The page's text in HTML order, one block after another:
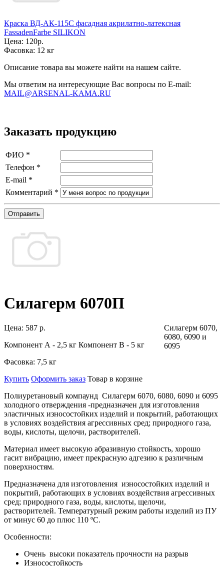
Краска ВД-АК-115С фасадная акрилатно-латексная
FassadenFarbe SILIKON
Цена: 120р.
Фасовка: 12 кг
Описание товара вы можете найти на нашем сайте.
Мы ответим на интересующие Вас вопросы по E-mail:
MAIL@ARSENAL-KAMA.RU
Заказать продукцию
ФИО *
Телефон *
E-mail *
Комментарий *
Отправить
Силагерм 6070П
Цена: 587 р.
Компонент А - 2,5 кг Компонент В - 5 кг
Фасовка: 7,5 кг
Купить Оформить заказ Товар в корзине
Силагерм 6070,
6080, 6090 и
6095
Полиуретановый компаунд Силагерм 6070, 6080, 6090 и 6095
холодного отверждения -предназначен для изготовления
эластичных износостойких изделий и покрытий, работающих
в условиях воздействия агрессивных сред; природного газа,
воды, кислоты, щелочи, растворителей.
Материал имеет высокую абразивную стойкость, хорошо
гасит вибрацию, имеет прекрасную адгезию к различным
поверхностям.
Предназначена для изготовления износостойких изделий и
покрытий, работающих в условиях воздействия агрессивных
сред; природного газа, воды, кислоты, щелочи,
растворителей. Температурный режим работы изделий из ПУ
от минус 60 до плюс 110 ºС.
Особенности:
Очень высоки показатель прочности на разрыв
Износостойкость